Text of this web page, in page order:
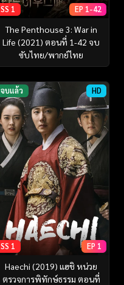
SS 1 EP 1-42
The Penthouse 3: War in
Life (2021) ตอนที่ 1-42 จบ
ซับไทย/พากย์ไทย
จบแล้ว HD
SS 1 EP 1
Haechi (2019) แฮชิ หน่วย
ตรวจการพิทักษ์ธรรม ตอนที่